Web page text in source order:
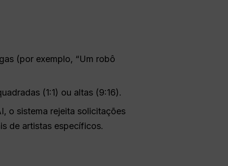
(por exemplo, “Um robô
(1:1) ou altas (9:16).
o sistema rejeita solicitações
de artistas específicos.